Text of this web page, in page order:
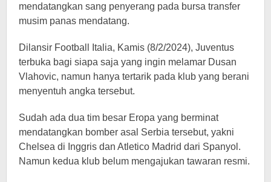
mendatangkan sang penyerang pada bursa transfer
musim panas mendatang.
Dilansir Football Italia, Kamis (8/2/2024), Juventus
terbuka bagi siapa saja yang ingin melamar Dusan
Vlahovic, namun hanya tertarik pada klub yang berani
menyentuh angka tersebut.
Sudah ada dua tim besar Eropa yang berminat
mendatangkan bomber asal Serbia tersebut, yakni
Chelsea di Inggris dan Atletico Madrid dari Spanyol.
Namun kedua klub belum mengajukan tawaran resmi.